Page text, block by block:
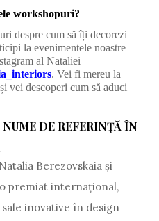
workshopuri?
despre cum să îți decorezi
la evenimentele noastre
al Nataliei
. Vei fi mereu la
vei descoperi cum să aduci
DE REFERINȚĂ ÎN
Berezovskaia și
premiat internațional,
inovative în design